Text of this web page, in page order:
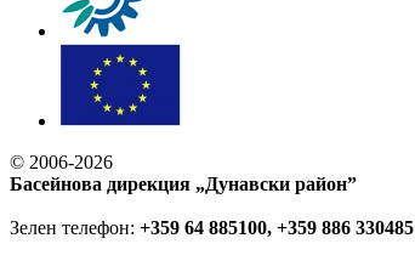
© 2006-2026
Басейнова дирекция „Дунавски район”
Зелен телефон: +359 64 885100, +359 886 330485